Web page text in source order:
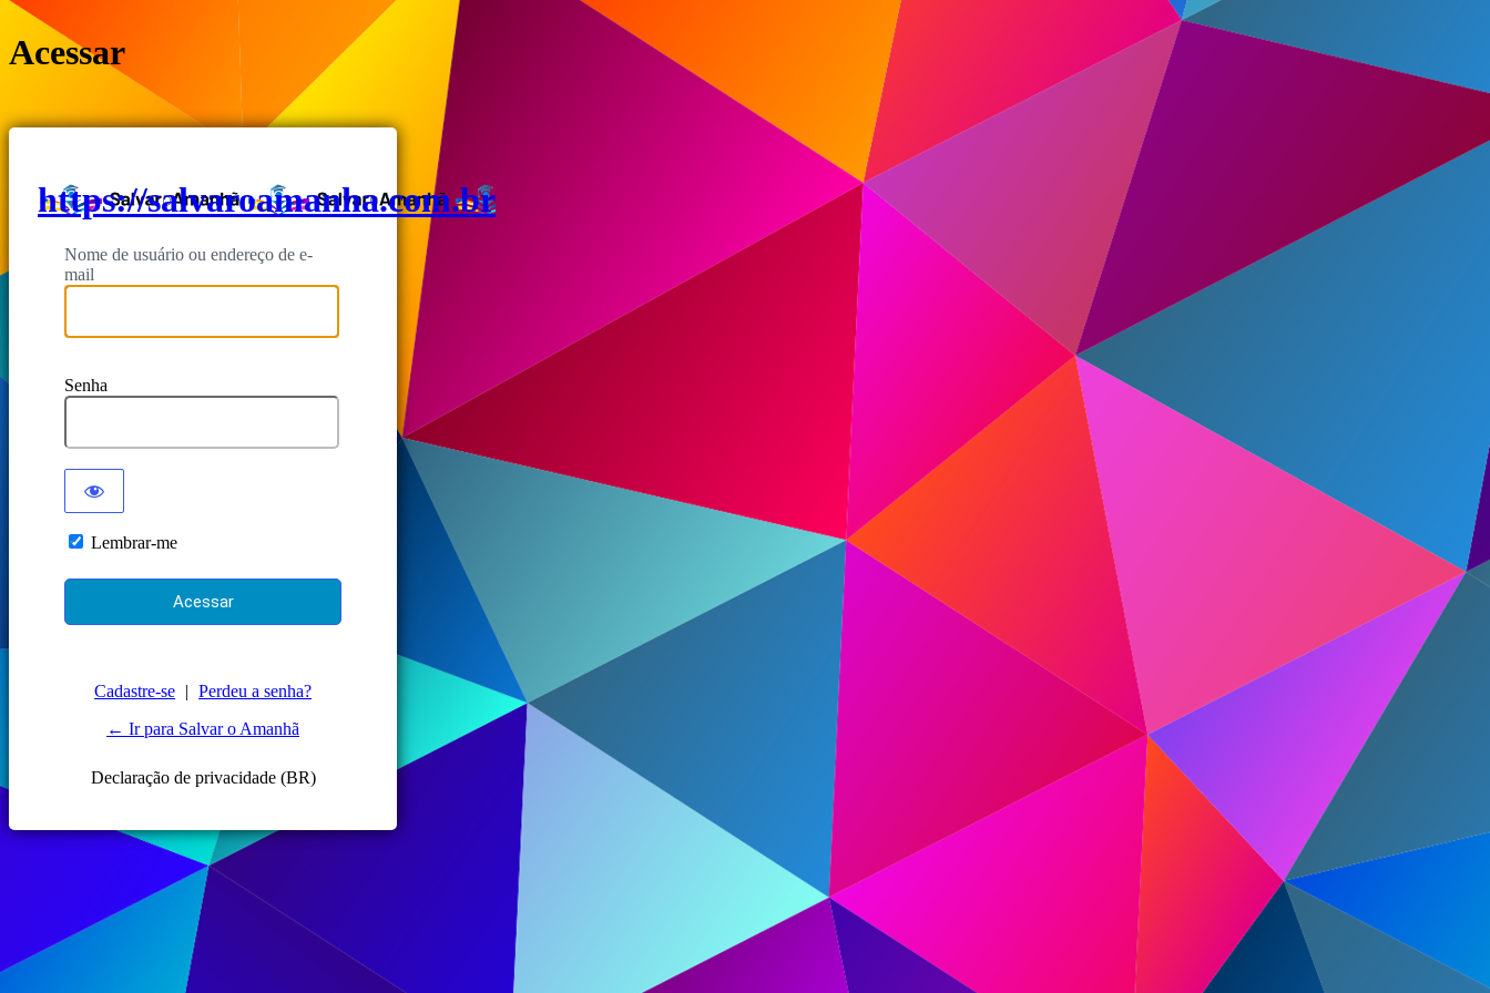
Acessar
https://salvaroamanha.com.br
Nome de usuário ou endereço de e-
mail
Senha
Lembrar-me
Cadastre-se | Perdeu a senha?
← Ir para Salvar o Amanhã
Declaração de privacidade (BR)